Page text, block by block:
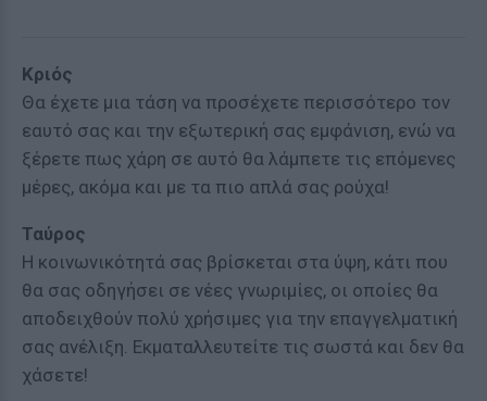
Κριός
Θα έχετε μια τάση να προσέχετε περισσότερο τον
εαυτό σας και την εξωτερική σας εμφάνιση, ενώ να
ξέρετε πως χάρη σε αυτό θα λάμπετε τις επόμενες
μέρες, ακόμα και με τα πιο απλά σας ρούχα!
Ταύρος
Η κοινωνικότητά σας βρίσκεται στα ύψη, κάτι που
θα σας οδηγήσει σε νέες γνωριμίες, οι οποίες θα
αποδειχθούν πολύ χρήσιμες για την επαγγελματική
σας ανέλιξη. Εκματαλλευτείτε τις σωστά και δεν θα
χάσετε!